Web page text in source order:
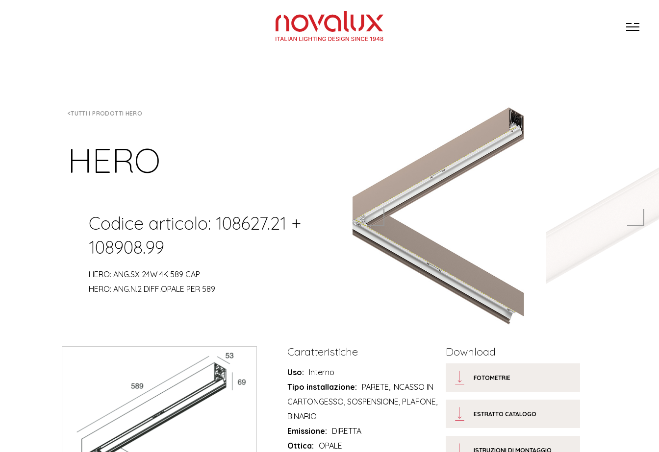
TUTTI I PRODOTTI HERO
HERO
Codice articolo: 108627.21 +
108908.99
HERO: ANG.SX 24W 4K 589 CAP
HERO: ANG.N.2 DIFF.OPALE PER 589
Caratteristiche
Uso: Interno
Tipo installazione: PARETE, INCASSO IN
CARTONGESSO, SOSPENSIONE, PLAFONE,
BINARIO
Emissione: DIRETTA
Ottica: OPALE
Download
FOTOMETRIE
ESTRATTO CATALOGO
ISTRUZIONI DI MONTAGGIO